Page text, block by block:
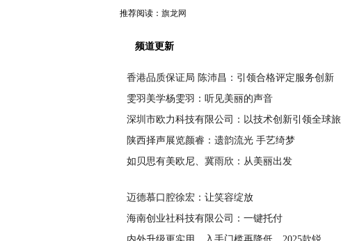
推荐阅读： 旗龙网
频道更新
香港品质保证局 陈沛昌：引领合格评定服务创新
雯羽美学杨雯羽：听见美丽的声音
深圳市欧力科技有限公司：以技术创新引领全球旅
陕西择声展览颜睿：遗韵流光 手艺绮梦
​如贝思有美欧尼、冀雨欣：从美丽出发
迈德慕口腔徐宏：让笑容绽放
​海南创业社科技有限公司：一键托付